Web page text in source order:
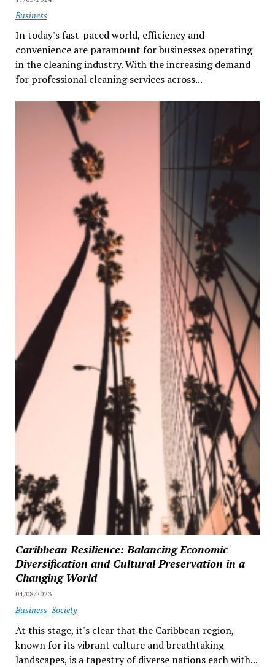
Business
In today's fast-paced world, efficiency and
convenience are paramount for businesses operating
in the cleaning industry. With the increasing demand
for professional cleaning services across...
Caribbean Resilience: Balancing Economic
Diversification and Cultural Preservation in a
Changing World
04/08/2023
Business Society
At this stage, it's clear that the Caribbean region,
known for its vibrant culture and breathtaking
landscapes, is a tapestry of diverse nations each with...